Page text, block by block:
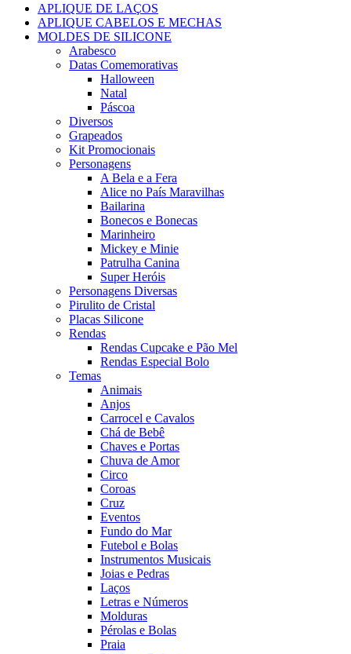
APLIQUE DE LAÇOS
APLIQUE CABELOS E MECHAS
MOLDES DE SILICONE
Arabesco
Datas Comemorativas
Halloween
Natal
Páscoa
Diversos
Grapeados
Kit Promocionais
Personagens
A Bela e a Fera
Alice no País Maravilhas
Bailarina
Bonecos e Bonecas
Marinheiro
Mickey e Minie
Patrulha Canina
Super Heróis
Personagens Diversas
Pirulito de Cristal
Placas Silicone
Rendas
Rendas Cupcake e Pão Mel
Rendas Especial Bolo
Temas
Animais
Anjos
Carrocel e Cavalos
Chá de Bebê
Chaves e Portas
Chuva de Amor
Circo
Coroas
Cruz
Eventos
Fundo do Mar
Futebol e Bolas
Instrumentos Musicais
Joias e Pedras
Laços
Letras e Números
Molduras
Pérolas e Bolas
Praia